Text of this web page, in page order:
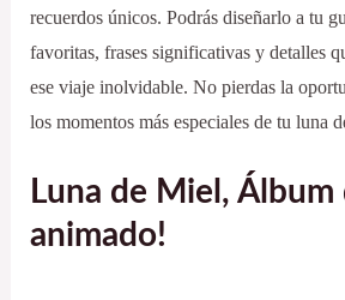
recuerdos únicos. Podrás diseñarlo a tu
favoritas, frases significativas y detalles
ese viaje inolvidable. No pierdas la
los momentos más especiales de tu luna
Luna de Miel, Álbum
animado!